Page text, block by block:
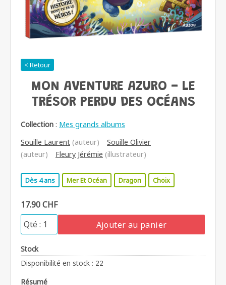
< Retour
MON AVENTURE AZURO - LE
TRÉSOR PERDU DES OCÉANS
Collection : Mes grands albums
Souille Laurent (auteur)
Souille Olivier
(auteur)
Fleury Jérémie (illustrateur)
Dès 4 ans Mer Et Océan Dragon Choix
17.90 CHF
Ajouter au panier
Stock
Disponibilité en stock : 22
Résumé